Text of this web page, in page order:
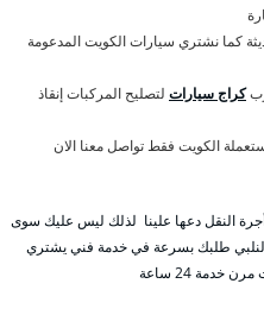
كما نشتري سيارات الكويت المدعومة
كراج سيارات لتصليح المركبات إنقاذ
الكويت فقط تواصل معنا الان
النقل دعها علينا لذلك ليس عليك سوى
لنلبي طلبك بسرعة في خدمة فني يشتري
24 ساعة